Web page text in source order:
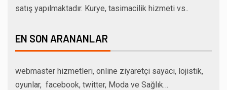
satış yapılmaktadır. Kurye, tasimacilik hizmeti vs..
EN SON ARANANLAR
webmaster hizmetleri, online ziyaretçi sayacı, lojistik,
oyunlar, facebook, twitter, Moda ve Sağlık…